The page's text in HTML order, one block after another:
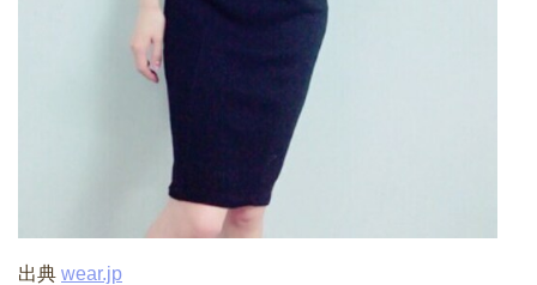
出典 wear.jp